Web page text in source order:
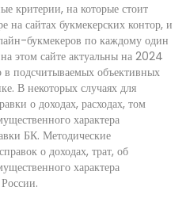
критерии, на которые стоит
сайтах букмекерских контор, и
букмекеров по каждому один
этом сайте актуальны на 2024
подсчитываемых объективных
В некоторых случаях для
о доходах, расходах, том
характера
БК. Методические
о доходах, трат, об
характера